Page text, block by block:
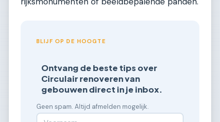
BLIJF OP DE HOOGTE
Ontvang de beste tips over
Circulair renoveren van
gebouwen direct in je inbox.
Geen spam. Altijd afmelden mogelijk.